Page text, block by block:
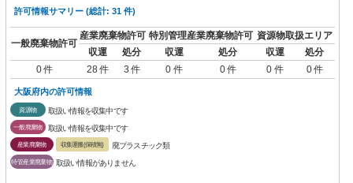
許可情報サマリー (総計: 31 件)
一般廃棄物許可
産業廃棄物許可 特別管理産業廃棄物許可 資源物取扱エリア
収運
処分 収運 処分 収運
処分
0 件
28 件 3 件 0 件 0 件 0 件 0 件
大阪府内の許可情報
資源物 取扱い情報を収集中です
一般廃棄物 取扱い情報を収集中です
産業廃棄物 収集運搬(保積無) 廃プラスチック類
特管産業廃棄物 取扱い情報がありません